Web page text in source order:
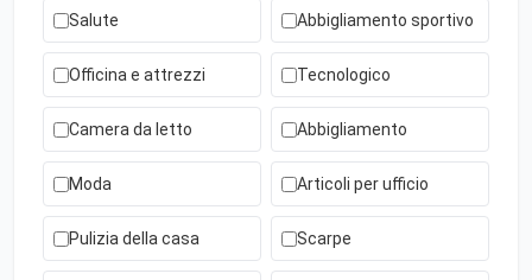
Salute Abbigliamento sportivo
Officina e attrezzi Tecnologico
Camera da letto Abbigliamento
Moda Articoli per ufficio
Pulizia della casa Scarpe